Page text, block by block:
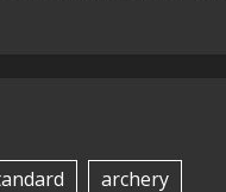
archery